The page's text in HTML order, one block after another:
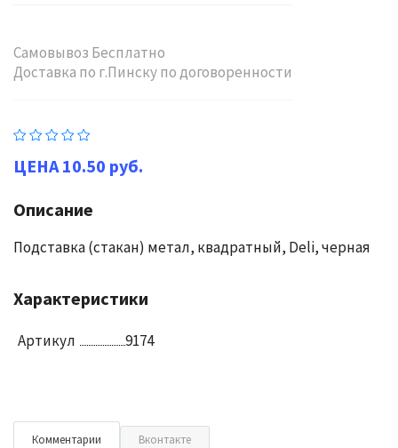
Самовывоз Бесплатно
Доставка по г.Пинску по договоренности
10.50 руб.
Описание
Подставка (стакан) метал, квадратный, Deli, черная
Характеристики
Артикул 9174
Комментарии Вконтакте